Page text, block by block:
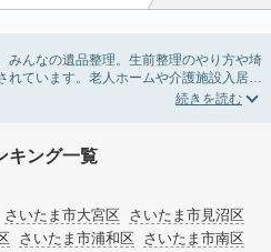
みんなの遺品整理。生前整理のやり方や埼
れています。老人ホームや介護施設入居に
ら、在宅介護の介護整理や福祉住環境整理
てみましょう。
ンディングノートの選び方や、整理整
もチェックしてみてください。
キング一覧
さいたま市大宮区
さいたま市見沼区
さいたま市浦和区
さいたま市南区